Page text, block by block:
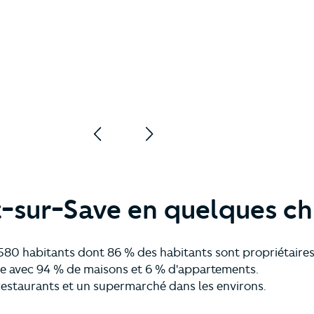
Save en quelques
habitants dont 86 % des habitants sont
94 % de maisons et 6 % d'appartements.
et un supermarché dans les environs.